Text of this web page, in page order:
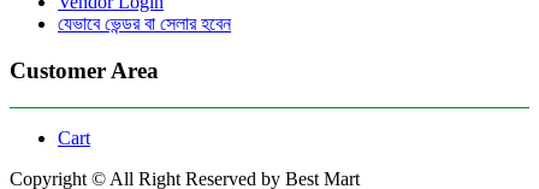
যেভাবে ভেন্ডর বা সেলার হবেন
Customer Area
Cart
Copyright © All Right Reserved by Best Mart